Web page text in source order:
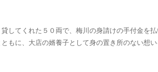
てくれた５０両で、梅川の身請けの手付金を
に、大店の婿養子として身の置き所のない想い